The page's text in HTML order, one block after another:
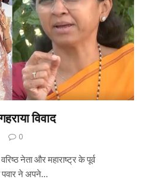
विवाद
0
नेता और महाराष्ट्र के पूर्व
ने अपने…